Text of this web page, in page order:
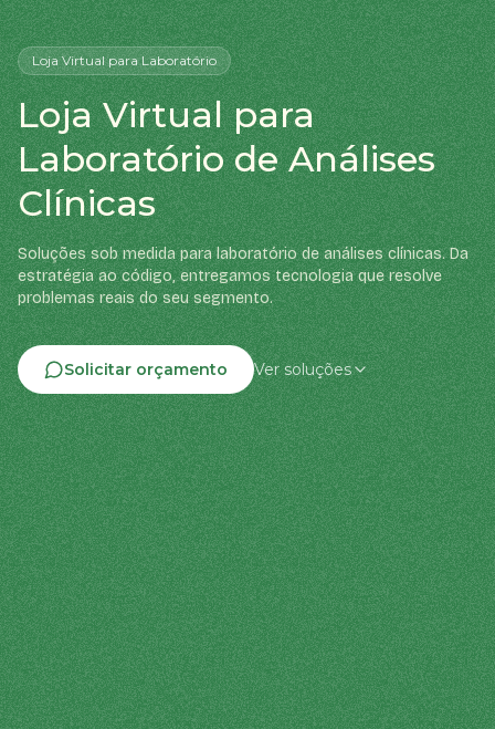
Loja Virtualpara Laboratório
Loja Virtual para
Laboratório de Análises
Clínicas
Soluções sob medida para laboratório de análises clínicas. Da
estratégia ao código, entregamos tecnologia que resolve
problemas reais do seu segmento.
Solicitar orçamento Ver soluções